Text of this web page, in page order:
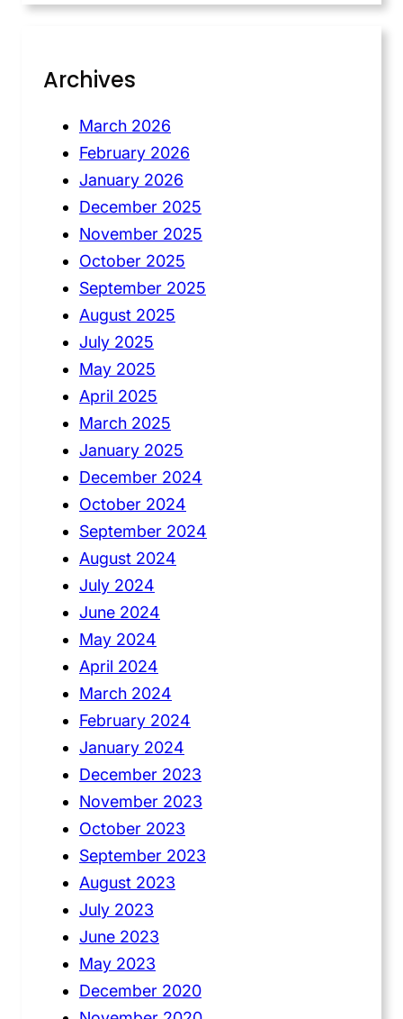
Archives
March 2026
February 2026
January 2026
December 2025
November 2025
October 2025
September 2025
August 2025
July 2025
May 2025
April 2025
March 2025
January 2025
December 2024
October 2024
September 2024
August 2024
July 2024
June 2024
May 2024
April 2024
March 2024
February 2024
January 2024
December 2023
November 2023
October 2023
September 2023
August 2023
July 2023
June 2023
May 2023
December 2020